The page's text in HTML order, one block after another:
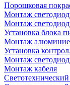
Порошковая
Монтаж
Монтаж
Установка блока
Монтаж
Установка
Монтаж
Монтаж кабеля
Светотехнический